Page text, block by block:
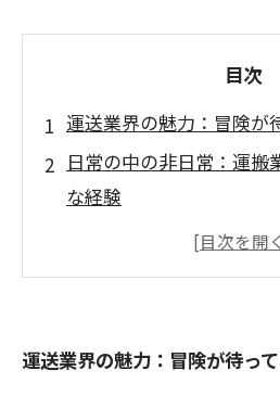
目次
運送業界の魅力：冒険が
日常の中の非日常：運搬
な経験
地域を超えた旅：運送業
発見
技術の進化が切り開く効
運送業界の魅力：冒険が待っ